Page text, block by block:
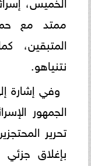
ممتد مع
المتبقين،
نتنياهو.
وفي إشارة
الجمهور
تحرير
بإغلاق